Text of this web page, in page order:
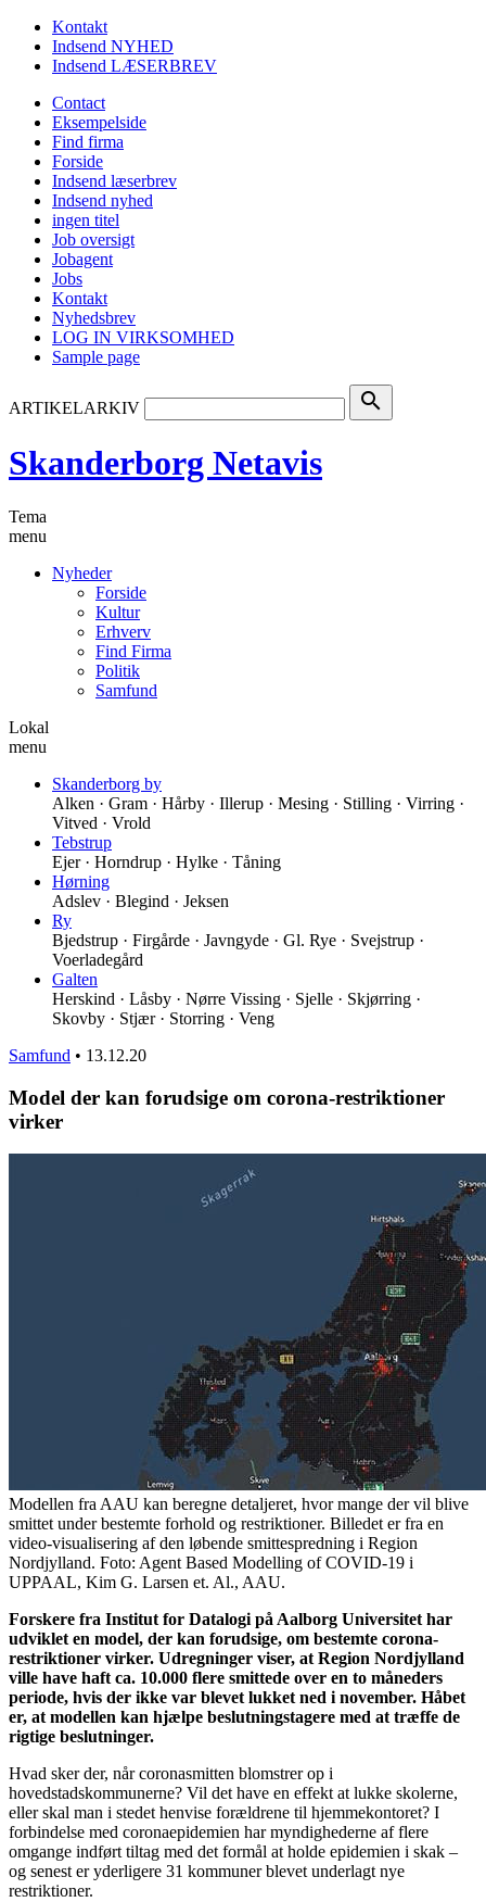
Kontakt
Indsend NYHED
Indsend LÆSERBREV
Contact
Eksempelside
Find firma
Forside
Indsend læserbrev
Indsend nyhed
ingen titel
Job oversigt
Jobagent
Jobs
Kontakt
Nyhedsbrev
LOG IN VIRKSOMHED
Sample page
ARTIKELARKIV search
Skanderborg Netavis
Tema
menu
Nyheder
Forside
Kultur
Erhverv
Find Firma
Politik
Samfund
Lokal
menu
Skanderborg by
Alken · Gram · Hårby · Illerup · Mesing · Stilling · Virring ·
Vitved · Vrold
Tebstrup
Ejer · Horndrup · Hylke · Tåning
Hørning
Adslev · Blegind · Jeksen
Ry
Bjedstrup · Firgårde · Javngyde · Gl. Rye · Svejstrup ·
Voerladegård
Galten
Herskind · Låsby · Nørre Vissing · Sjelle · Skjørring ·
Skovby · Stjær · Storring · Veng
Samfund • 13.12.20
Model der kan forudsige om corona-restriktioner
virker
Modellen fra AAU kan beregne detaljeret, hvor mange der vil blive
smittet under bestemte forhold og restriktioner. Billedet er fra en
video-visualisering af den løbende smittespredning i Region
Nordjylland. Foto: Agent Based Modelling of COVID-19 i
UPPAAL, Kim G. Larsen et. Al., AAU.
Forskere fra Institut for Datalogi på Aalborg Universitet har
udviklet en model, der kan forudsige, om bestemte corona-
restriktioner virker. Udregninger viser, at Region Nordjylland
ville have haft ca. 10.000 flere smittede over en to måneders
periode, hvis der ikke var blevet lukket ned i november. Håbet
er, at modellen kan hjælpe beslutningstagere med at træffe de
rigtige beslutninger.
Hvad sker der, når coronasmitten blomstrer op i
hovedstadskommunerne? Vil det have en effekt at lukke skolerne,
eller skal man i stedet henvise forældrene til hjemmekontoret? I
forbindelse med coronaepidemien har myndighederne af flere
omgange indført tiltag med det formål at holde epidemien i skak –
og senest er yderligere 31 kommuner blevet underlagt nye
restriktioner.